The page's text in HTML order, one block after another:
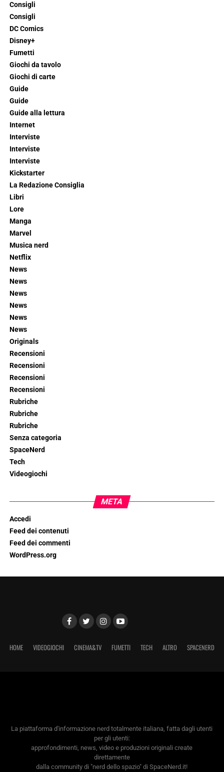
Consigli
Consigli
DC Comics
Disney+
Fumetti
Giochi da tavolo
Giochi di carte
Guide
Guide
Guide alla lettura
Internet
Interviste
Interviste
Interviste
Kickstarter
La Redazione Consiglia
Libri
Lore
Manga
Marvel
Musica nerd
Netflix
News
News
News
News
News
News
Originals
Recensioni
Recensioni
Recensioni
Recensioni
Rubriche
Rubriche
Rubriche
Senza categoria
SpaceNerd
Tech
Videogiochi
META
Accedi
Feed dei contenuti
Feed dei commenti
WordPress.org
HOME VIDEOGIOCHI CINEMA&TV FUMETTI TECH ALTRO SPACENERD
La piattaforma d'informazione nerd totalmente italiana, fatta dagli utenti
per gli utenti:
approfondimenti, news, video e produzioni originali create
direttamente
dalla community di "nerd dello spazio" di SpaceNerd.it!